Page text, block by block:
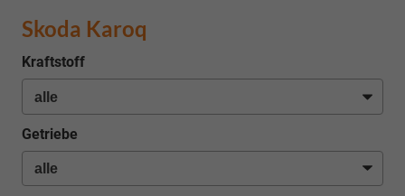
Skoda Karoq
Kraftstoff
Getriebe